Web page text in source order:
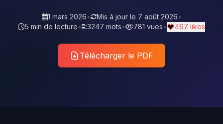
1 mars 2026• Mis à jour le 7 août 2026•
5 min de lecture• 3247 mots• 781 vues• 467 likes
Télécharger le PDF